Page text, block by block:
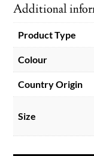
Additional
Product Type
Colour
Country Origin
Size